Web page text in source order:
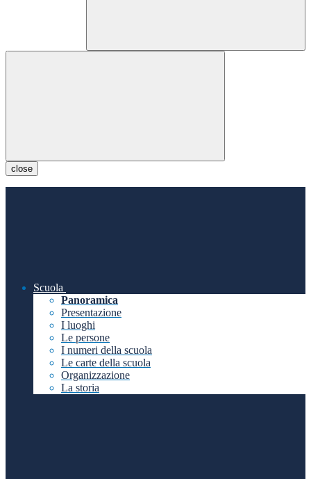
close
Scuola
Panoramica
Presentazione
I luoghi
Le persone
I numeri della scuola
Le carte della scuola
Organizzazione
La storia